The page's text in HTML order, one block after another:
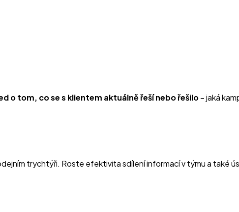
o tom, co se s klientem aktuálně řeší nebo řešilo– jaká
trychtýři. Roste efektivita sdílení informací v týmu a také